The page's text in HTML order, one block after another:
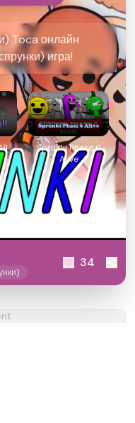
Toca онлайн
игра!
Sprunki Phase 6
Alive
34